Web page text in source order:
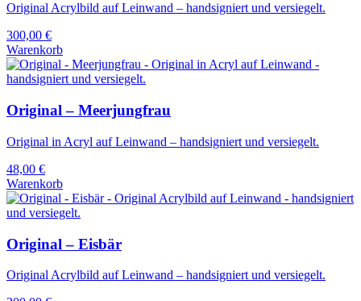
Original Acrylbild auf Leinwand – handsigniert und versiegelt.
300,00 €
Warenkorb
Original – Meerjungfrau
Original in Acryl auf Leinwand – handsigniert und versiegelt.
48,00 €
Warenkorb
Original – Eisbär
Original Acrylbild auf Leinwand – handsigniert und versiegelt.